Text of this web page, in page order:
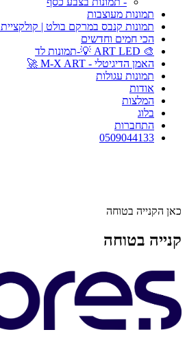
תמונות מעוצבות
תמונות קנבס במרקם בולט | קולקציית Art Touch
הכי חמים וחדשים
🎨 ART LED 💡-תמונות לד
האמן הדיגיטלי - M-X ART 🚀
תמונות עגולות
אודות
המלצות
בלוג
התחברות
0509044133
כאן הקנייה בטוחה
קנייה בטוחה